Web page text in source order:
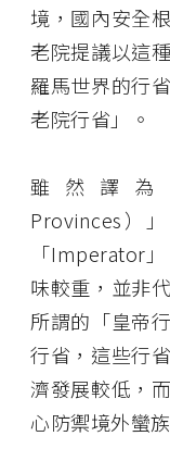
境，國內安全
老院提議以這
羅馬世界的行
老院行省」。
雖然譯為
Provinces）
「Imperator
味較重，並非
所謂的「皇帝
行省，這些行
濟發展較低，
心防禦境外蠻